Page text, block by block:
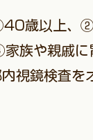
歳以上、
族や親戚に
視鏡検査を